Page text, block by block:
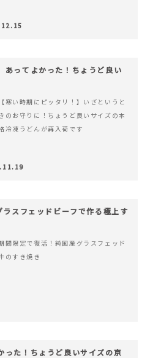
あってよかった！ちょうど良い
【寒い時期にピッタリ！】いざというと
のお守りに！ちょうど良いサイズの本
冷凍うどんが再入荷です
スフェッドビーフで作る極上す
間限定で復活！純国産グラスフェッド
のすき焼き
った！ちょうど良いサイズの京